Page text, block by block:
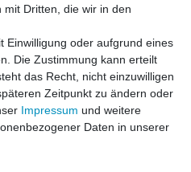
** Hierbei handelt es sich um ein Pflichtfeld.
Dritten, die wir in den
Einwilligung oder aufgrund eines
Die Zustimmung kann erteilt
das Recht, nicht einzuwilligen
Zeitpunkt zu ändern oder
Impressum und weitere
Daten in unserer